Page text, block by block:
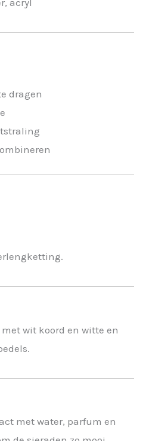
dragen
wit koord en witte en
met water, parfum en